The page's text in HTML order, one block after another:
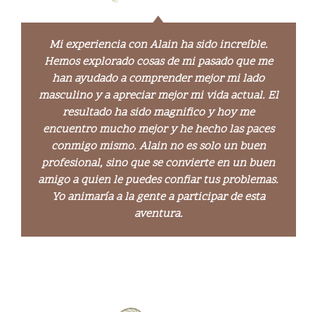
Mi experiencia con Alain ha sido increíble.
Hemos explorado cosas de mi pasado que me
han ayudado a comprender mejor mi lado
masculino y a apreciar mejor mi vida actual. El
resultado ha sido magnifico y hoy me
encuentro mucho mejor y he hecho las paces
conmigo mismo. Alain no es solo un buen
profesional, sino que se convierte en un buen
amigo a quien le puedes confiar tus problemas.
Yo animaría a la gente a participar de esta
aventura.